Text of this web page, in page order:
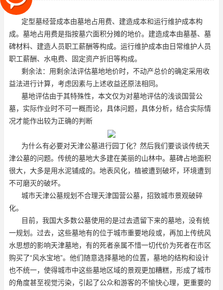
薪酬、水电费、固定资产折旧等
定型墓经营成本由墓地占用费、建造成本和运行维护成本构
成。墓地占用费是指按墓穴面积分摊的地价。建造成本由墓基、墓
碑材料、建造人员职工薪酬等构成。运行维护成本由日常维护人员
职工薪酬、水电费、固定资产折旧等构成。
剩余法：用剩余法评估墓地地价时，不动产总价的确定采用收
益法进行计算，考虑因素与上述收益还原法相同。
墓地评估由于其特殊性，本文仅为对墓地评估的浅谈国营公
墓，实际作业时不可一概而论，具体问题，具体分析，结合实际情
况才能作出较为正确的判断
为什么有必要对天津公墓进行园丁化？然后我们要谈谈传统天
津公墓的问题。传统的墓地大多建在美丽的山林中。墓碑占地面积
很大，大多是用水泥铺成的。地表风化，植被遭到破坏，环境遭到
不可磨灭的破坏。
城市天津公墓规划不合理天津国营公墓，招致城市景观破碎
化。
目前，我国大多数公墓使用的是过去遗留下来的墓地，没有统
一规划。过去，这些墓地有的位于城市重要地段或，再加上传统风
水思想的影响天津墓地，有的死者亲属不惜一切代价为死者在市区
购买了“风水宝地”。他们随意选择墓地的位置，墓地的结构和设计
也不统一，使得城市中这些墓地区域的景观更加糟糕，形成了城市
的角度甚至视觉污染，引起了公众和游客的不愉快心理，更重要的